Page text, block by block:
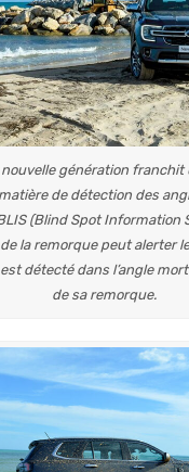
nouvelle génération franchit
de détection des
(Blind Spot Information
la remorque peut alerter
détecté dans l’angle
de sa remorque.